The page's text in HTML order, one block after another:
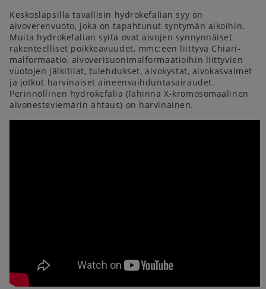
Keskoslapsilla tavallisin hydrokefalian syy on
aivoverenvuoto, joka on tapahtunut syntymän aikoihin.
Muita hydrokefalian syitä ovat aivojen synnynnäiset
rakenteelliset poikkeavuudet, mmc:een liittyvä Chiari-
malformaatio, aivoverisuonimalformaatioihin liittyvien
vuotojen jälkitilat, tulehdukset, aivokystat, aivokasvaimet
ja jotkut harvinaiset aineenvaihduntasairaudet.
Perinnöllinen hydrokefalia (lähinnä X-kromosomaalinen
aivonesteviemärin ahtaus) on harvinainen.